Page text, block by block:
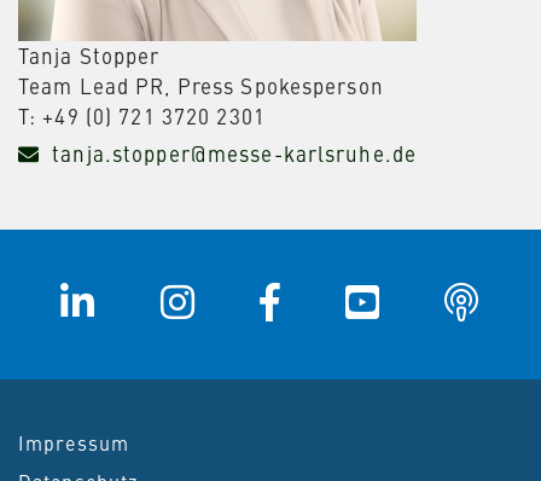
Tanja Stopper
Team Lead PR, Press Spokesperson
T: +49 (0) 721 3720 2301
tanja.stopper@messe-karlsruhe.de
Impressum